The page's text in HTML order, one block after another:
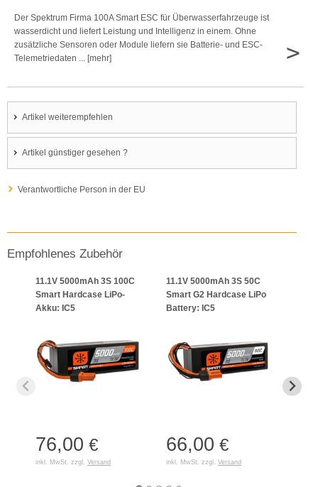
Der Spektrum Firma 100A Smart ESC für Überwasserfahrzeuge ist
wasserdicht und liefert Leistung und Intelligenz in einem. Ohne
zusätzliche Sensoren oder Module liefern sie Batterie- und ESC-
Telemetriedaten ... [mehr]
>
Artikel weiterempfehlen
Artikel günstiger gesehen ?
Verantwortliche Person in der EU
Empfohlenes Zubehör
11.1V 5000mAh 3S 100C
Smart Hardcase LiPo-
Akku: IC5
76,00 €
inkl. MwSt. zzgl. Versand
11.1V 5000mAh 3S 50C
Smart G2 Hardcase LiPo
Battery: IC5
66,00 €
inkl. MwSt. zzgl. Versand